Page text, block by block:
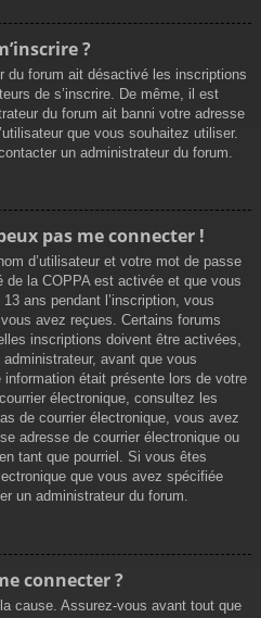
?
du forum ait désactivé les inscriptions
de s’inscrire. De même, il est
du forum ait banni votre adresse
que vous souhaitez utiliser.
un administrateur du forum.
pas me connecter !
d’utilisateur et votre mot de passe
la COPPA est activée et que vous
ans pendant l’inscription, vous
avez reçues. Certains forums
inscriptions doivent être activées,
avant que vous
était présente lors de votre
électronique, consultez les
de courrier électronique, vous avez
adresse de courrier électronique ou
tant que pourriel. Si vous êtes
que vous avez spécifiée
un administrateur du forum.
connecter ?
cause. Assurez-vous avant tout que